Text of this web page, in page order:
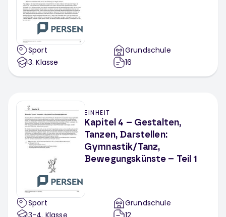
Sport
3. Klasse
Grundschule
16
EINHEIT
Kapitel 4 – Gestalten,
Tanzen, Darstellen:
Gymnastik/Tanz,
Bewegungskünste – Teil 1
Sport
3-4. Klasse
Grundschule
12